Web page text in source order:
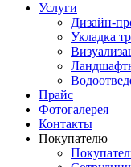
Услуги
Дизайн-
Укладка
Прайс
Фотогалерея
Контакты
Покупателю